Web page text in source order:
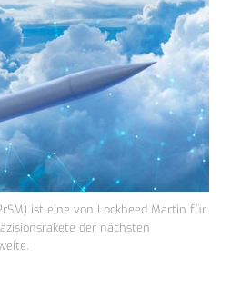
ist eine von Lockheed Martin für
der nächsten